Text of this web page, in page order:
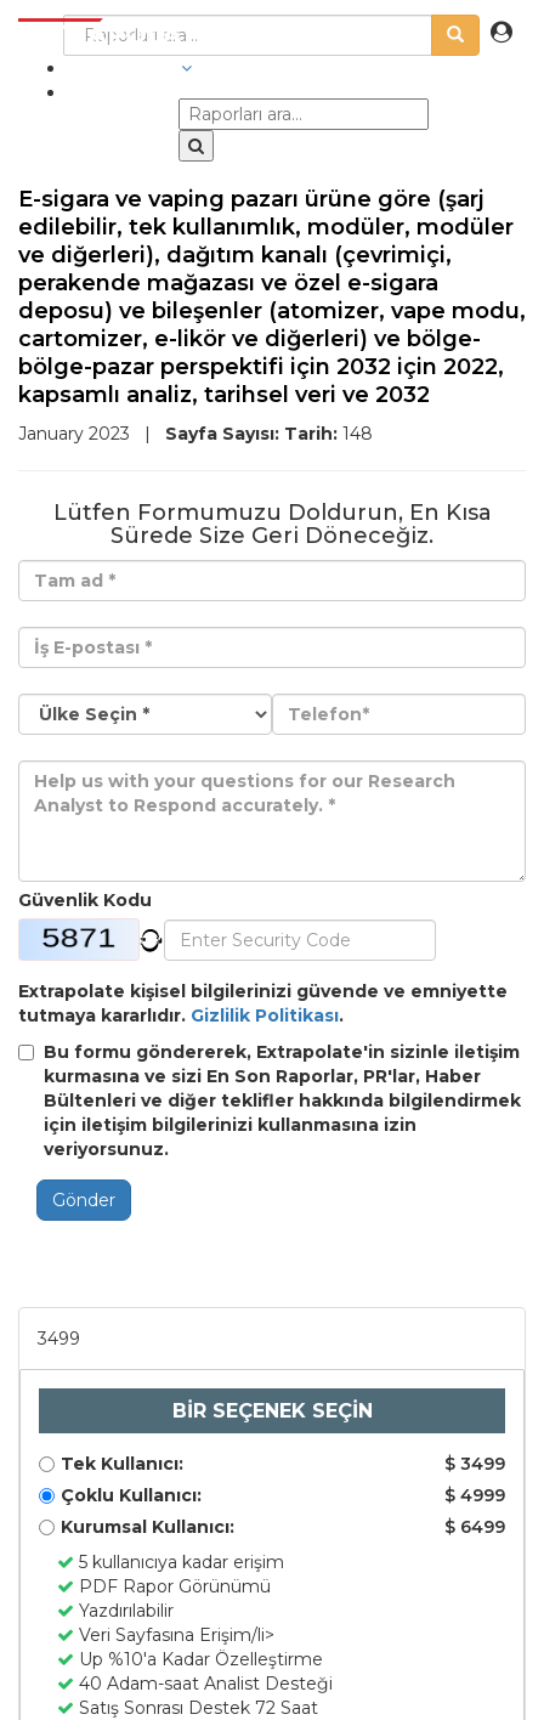
E-sigara ve vaping pazarı ürüne göre (şarj
edilebilir, tek kullanımlık, modüler, modüler
ve diğerleri), dağıtım kanalı (çevrimiçi,
perakende mağazası ve özel e-sigara
deposu) ve bileşenler (atomizer, vape modu,
cartomizer, e-likör ve diğerleri) ve bölge-
bölge-pazar perspektifi için 2032 için 2022,
kapsamlı analiz, tarihsel veri ve 2032
January 2023 | Sayfa Sayısı: Tarih: 148
Lütfen Formumuzu Doldurun, En Kısa
Sürede Size Geri Döneceğiz.
Güvenlik Kodu
Extrapolate kişisel bilgilerinizi güvende ve emniyette
tutmaya kararlıdır. Gizlilik Politikası.
Bu formu göndererek, Extrapolate'in sizinle iletişim
kurmasına ve sizi En Son Raporlar, PR'lar, Haber
Bültenleri ve diğer teklifler hakkında bilgilendirmek
için iletişim bilgilerinizi kullanmasına izin
veriyorsunuz.
Gönder
3499
BİR SEÇENEK SEÇİN
Tek Kullanıcı:
$ 3499
Çoklu Kullanıcı:
$ 4999
Kurumsal Kullanıcı:
$ 6499
5 kullanıcıya kadar erişim
PDF Rapor Görünümü
Yazdırılabilir
Veri Sayfasına Erişim/li>
Up %10'a Kadar Özelleştirme
40 Adam-saat Analist Desteği
Satış Sonrası Destek 72 Saat